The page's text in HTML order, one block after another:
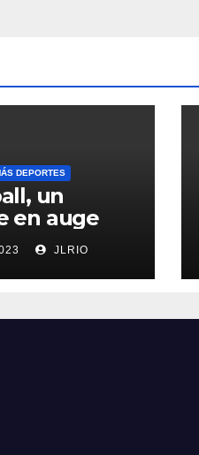
DEPORTES
un
en auge
JLRIO